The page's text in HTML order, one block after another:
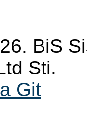
BiS
Sti.
Git